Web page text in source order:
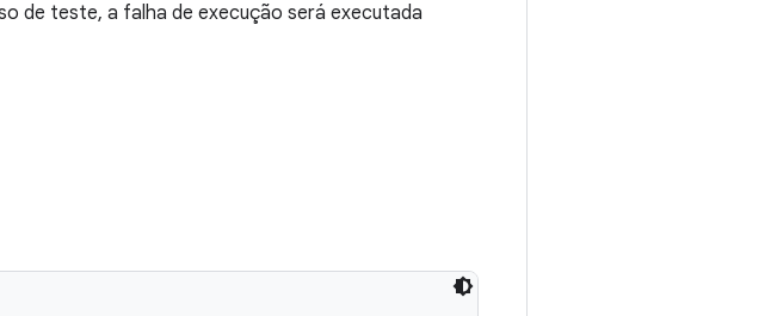
de teste, a falha de execução será executada